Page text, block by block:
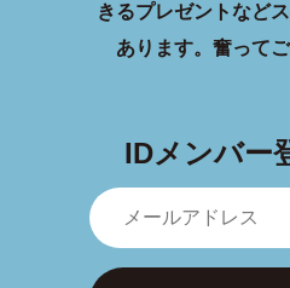
きるプレゼントなど
あります。 奮って
IDメンバー